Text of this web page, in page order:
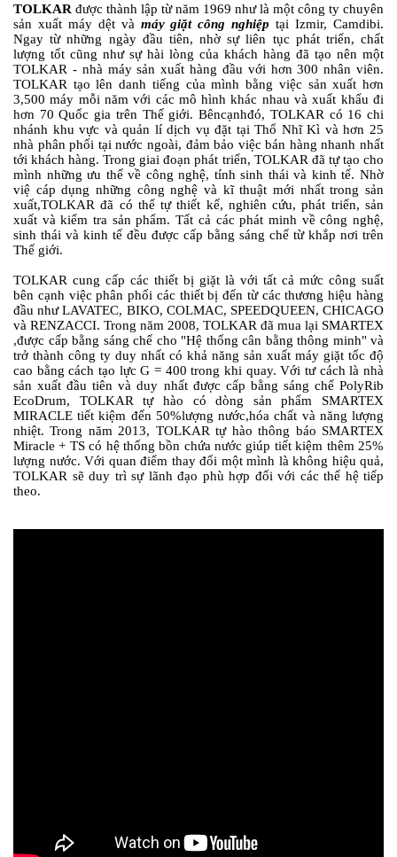
TOLKAR được thành lập từ năm 1969 như là một công ty chuyên
sản xuất máy dệt và máy giặt công nghiệp tại Izmir, Camdibi.
Ngay từ những ngày đầu tiên, nhờ sự liên tục phát triển, chất
lượng tốt cũng như sự hài lòng của khách hàng đã tạo nên một
TOLKAR - nhà máy sản xuất hàng đầu với hơn 300 nhân viên.
TOLKAR tạo lên danh tiếng của mình bằng việc sản xuất hơn
3,500 máy mỗi năm với các mô hình khác nhau và xuất khẩu đi
hơn 70 Quốc gia trên Thế giới. Bêncạnhđó, TOLKAR có 16 chi
nhánh khu vực và quản lí dịch vụ đặt tại Thổ Nhĩ Kì và hơn 25
nhà phân phối tại nước ngoài, đảm bảo việc bán hàng nhanh nhất
tới khách hàng. Trong giai đoạn phát triển, TOLKAR đã tự tạo cho
mình những ưu thế về công nghệ, tính sinh thái và kinh tế. Nhờ
việ cáp dụng những công nghệ và kĩ thuật mới nhất trong sản
xuất,TOLKAR đã có thể tự thiết kế, nghiên cứu, phát triển, sản
xuất và kiểm tra sản phẩm. Tất cả các phát minh về công nghệ,
sinh thái và kinh tế đều được cấp bằng sáng chế từ khắp nơi trên
Thế giới.
TOLKAR cung cấp các thiết bị giặt là với tất cả mức công suất
bên cạnh việc phân phối các thiết bị đến từ các thương hiệu hàng
đầu như LAVATEC, BIKO, COLMAC, SPEEDQUEEN, CHICAGO
và RENZACCI. Trong năm 2008, TOLKAR đã mua lại SMARTEX
,được cấp bằng sáng chế cho "Hệ thống cân bằng thông minh" và
trở thành công ty duy nhất có khả năng sản xuất máy giặt tốc độ
cao bằng cách tạo lực G = 400 trong khi quay. Với tư cách là nhà
sản xuất đầu tiên và duy nhất được cấp bằng sáng chế PolyRib
EcoDrum, TOLKAR tự hào có dòng sản phẩm SMARTEX
MIRACLE tiết kiệm đến 50%lượng nước,hóa chất và năng lượng
nhiệt. Trong năm 2013, TOLKAR tự hào thông báo SMARTEX
Miracle + TS có hệ thống bồn chứa nước giúp tiết kiệm thêm 25%
lượng nước. Với quan điểm thay đổi một mình là không hiệu quả,
TOLKAR sẽ duy trì sự lãnh đạo phù hợp đối với các thế hệ tiếp
theo.